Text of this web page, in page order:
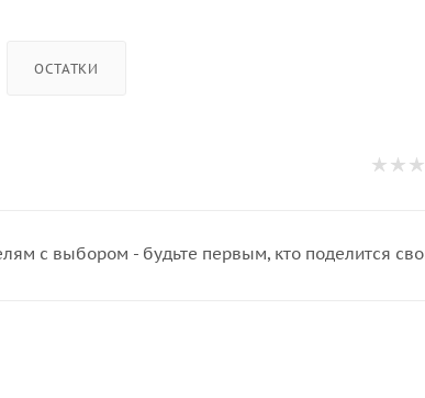
ОСТАТКИ
с выбором - будьте первым, кто поделится